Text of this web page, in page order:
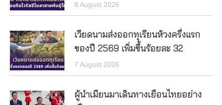
8 August 2026
เวียดนามส่งออกทุเรียนห้วงครึ่งแรก
ของปี 2569 เพิ่มขึ้นร้อยละ 32
7 August 2026
ผู้นำเมียนมาเดินทางเยือนไทยอย่าง